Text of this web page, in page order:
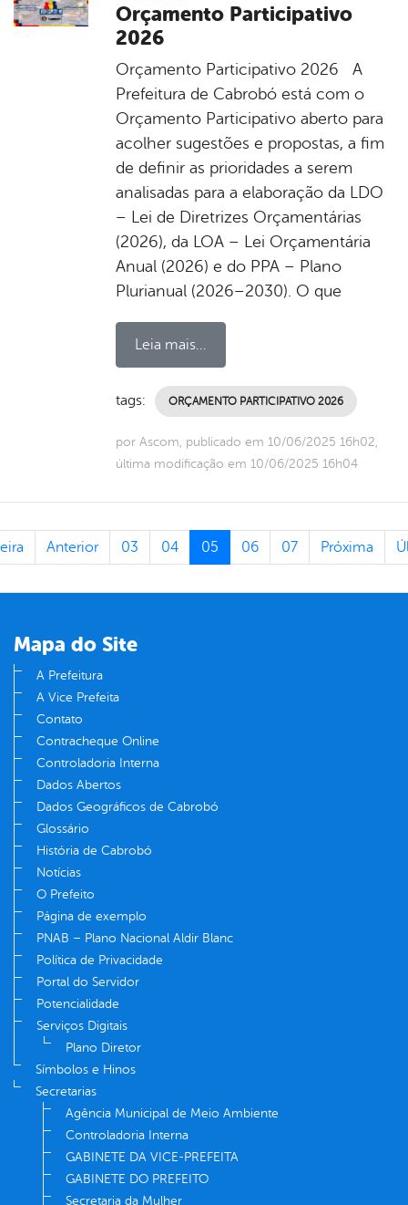
Orçamento Participativo
2026
Orçamento Participativo 2026 A
Prefeitura de Cabrobó está com o
Orçamento Participativo aberto para
acolher sugestões e propostas, a fim
de definir as prioridades a serem
analisadas para a elaboração da LDO
– Lei de Diretrizes Orçamentárias
(2026), da LOA – Lei Orçamentária
Anual (2026) e do PPA – Plano
Plurianual (2026–2030). O que
Leia mais...
tags: ORÇAMENTO PARTICIPATIVO 2026
por Ascom, publicado em 10/06/2025 16h02,
última modificação em 10/06/2025 16h04
Anterior 03 04 05 06 07 Próxima
Mapa do Site
A Prefeitura
A Vice Prefeita
Contato
Contracheque Online
Controladoria Interna
Dados Abertos
Dados Geográficos de Cabrobó
Glossário
História de Cabrobó
Notícias
O Prefeito
Página de exemplo
PNAB – Plano Nacional Aldir Blanc
Política de Privacidade
Portal do Servidor
Potencialidade
Serviços Digitais
Plano Diretor
Símbolos e Hinos
Secretarias
Agência Municipal de Meio Ambiente
Controladoria Interna
GABINETE DA VICE-PREFEITA
GABINETE DO PREFEITO
Secretaria da Mulher